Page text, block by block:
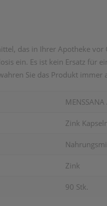
das in Ihrer Apotheke
ein. Es ist kein Ersatz für
Sie das Produkt
MENSSANA
Zink
Zink
90 Stk.